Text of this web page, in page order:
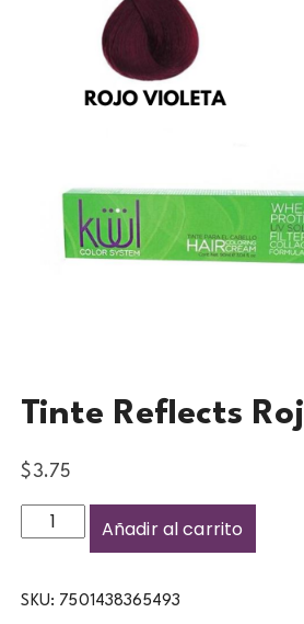
Tinte Reflects
$3.75
Añadir al carrito
SKU: 7501438365493